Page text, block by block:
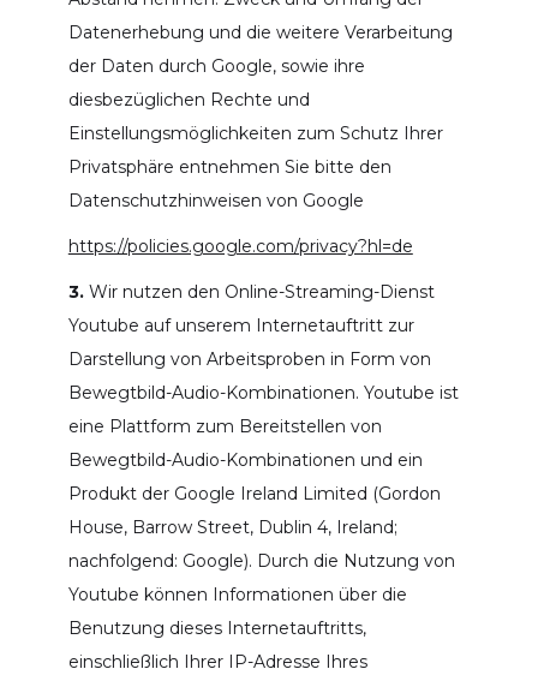
Datenerhebung und die weitere Verarbeitung
der Daten durch Google, sowie ihre
diesbezüglichen Rechte und
Einstellungsmöglichkeiten zum Schutz Ihrer
Privatsphäre entnehmen Sie bitte den
Datenschutzhinweisen von Google
https://policies.google.com/privacy?hl=de
3.Wir nutzen den Online-Streaming-Dienst
Youtube auf unserem Internetauftritt zur
Darstellung von Arbeitsproben in Form von
Bewegtbild-Audio-Kombinationen. Youtube ist
eine Plattform zum Bereitstellen von
Bewegtbild-Audio-Kombinationen und ein
Produkt der Google Ireland Limited (Gordon
House, Barrow Street, Dublin 4, Ireland;
nachfolgend: Google). Durch die Nutzung von
Youtube können Informationen über die
Benutzung dieses Internetauftritts,
einschließlich Ihrer IP-Adresse Ihres